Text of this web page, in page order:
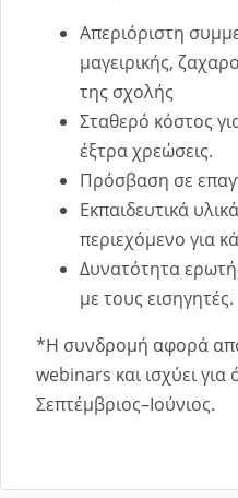
Απεριόριστη
μαγειρικής,
της σχολής
Σταθερό κόστος
έξτρα χρεώσεις.
Πρόσβαση σε
Εκπαιδευτικά
περιεχόμενο για
Δυνατότητα
με τους εισηγητές.
*Η συνδρομή αφορά
webinars και ισχύει για
Σεπτέμβριος–Ιούνιος.